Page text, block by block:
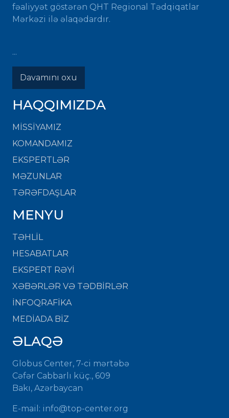
fəaliyyət göstərən QHT Regional Tədqiqatlar
Mərkəzi ilə əlaqədardır.
...
Davamını oxu
HAQQIMIZDA
MISSIYAMIZ
KOMANDAMIZ
EKSPERTLƏR
MƏZUNLAR
TƏRƏFDAŞLAR
MENYU
TƏHLİL
HESABATLAR
EKSPERT RƏYİ
XƏBƏRLƏR VƏ TƏDBİRLƏR
İNFOQRAFİKA
MEDİADA BİZ
ƏLAQƏ
Globus Center, 7-ci mərtəbə
Cəfər Cabbarlı küç., 609
Bakı, Azərbaycan
E-mail: info@top-center.org